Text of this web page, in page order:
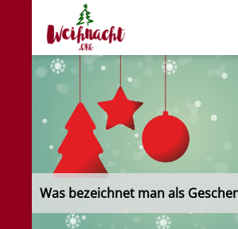
Weihnacht.org
Was bezeichnet man als